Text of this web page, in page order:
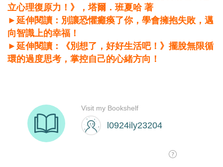
立心理復原力！》，塔爾．班夏哈 著
►延伸閱讀：別讓恐懼癱瘓了你，學會擁抱失敗，邁
向智識上的幸福！
►延伸閱讀：《別想了，好好生活吧！》擺脫無限循
環的過度思考，掌控自己的心緒方向！